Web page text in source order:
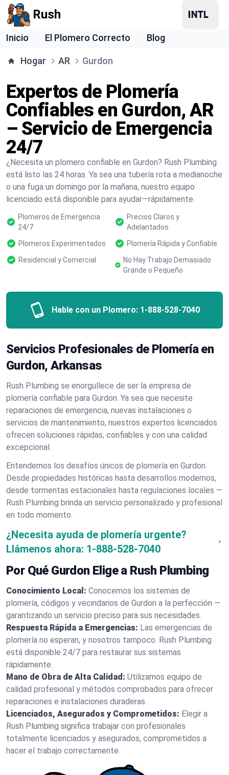
Rush
Inicio El Plomero Correcto Blog
Hogar AR Gurdon
Expertos de Plomería
Confiables en Gurdon, AR
– Servicio de Emergencia
24/7
¿Necesita un plomero confiable en Gurdon? Rush Plumbing
está listo las 24 horas. Ya sea una tubería rota a medianoche
o una fuga un domingo por la mañana, nuestro equipo
licenciado está disponible para ayudar—rápidamente.
Plomeros de Emergencia
24/7
Precios Claros y
Adelantados
Plomeros Experimentados
Plomería Rápida y Confiable
Residencial y Comercial
No Hay Trabajo Demasiado
Grande o Pequeño
Hable con un Plomero: 1-888-528-7040
Servicios Profesionales de Plomería en
Gurdon, Arkansas
Rush Plumbing se enorgullece de ser la empresa de
plomería confiable para Gurdon. Ya sea que necesite
reparaciones de emergencia, nuevas instalaciones o
servicios de mantenimiento, nuestros expertos licenciados
ofrecen soluciones rápidas, confiables y con una calidad
excepcional.
Entendemos los desafíos únicos de plomería en Gurdon.
Desde propiedades históricas hasta desarrollos modernos,
desde tormentas estacionales hasta regulaciones locales —
Rush Plumbing brinda un servicio personalizado y profesional
en todo momento.
¿Necesita ayuda de plomería urgente?
Llámenos ahora: 1-888-528-7040
Por Qué Gurdon Elige a Rush Plumbing
Conocimiento Local: Conocemos los sistemas de
plomería, códigos y vecindarios de Gurdon a la perfección —
garantizando un servicio preciso para sus necesidades.
Respuesta Rápida a Emergencias: Las emergencias de
plomería no esperan, y nosotros tampoco. Rush Plumbing
está disponible 24/7 para restaurar sus sistemas
rápidamente.
Mano de Obra de Alta Calidad: Utilizamos equipo de
calidad profesional y métodos comprobados para ofrecer
reparaciones e instalaciones duraderas.
Licenciados, Asegurados y Comprometidos: Elegir a
Rush Plumbing significa trabajar con profesionales
totalmente licenciados y asegurados, comprometidos a
hacer el trabajo correctamente.